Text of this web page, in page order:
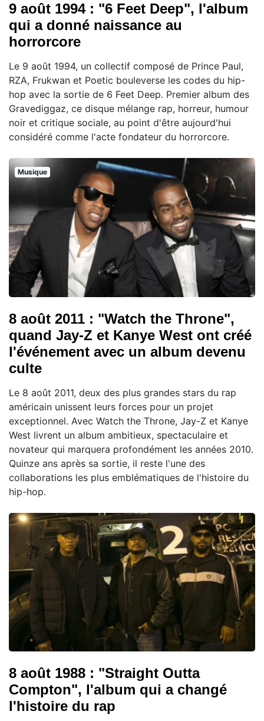
9 août 1994 : "6 Feet Deep", l'album
qui a donné naissance au
horrorcore
Le 9 août 1994, un collectif composé de Prince Paul,
RZA, Frukwan et Poetic bouleverse les codes du hip-
hop avec la sortie de 6 Feet Deep. Premier album des
Gravediggaz, ce disque mélange rap, horreur, humour
noir et critique sociale, au point d'être aujourd'hui
considéré comme l'acte fondateur du horrorcore.
Musique
8 août 2011 : "Watch the Throne",
quand Jay-Z et Kanye West ont créé
l'événement avec un album devenu
culte
Le 8 août 2011, deux des plus grandes stars du rap
américain unissent leurs forces pour un projet
exceptionnel. Avec Watch the Throne, Jay-Z et Kanye
West livrent un album ambitieux, spectaculaire et
novateur qui marquera profondément les années 2010.
Quinze ans après sa sortie, il reste l'une des
collaborations les plus emblématiques de l'histoire du
hip-hop.
8 août 1988 : "Straight Outta
Compton", l'album qui a changé
l'histoire du rap